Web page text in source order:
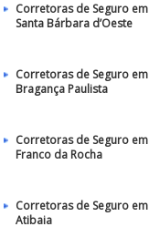
Corretoras de Seguro em
Santa Bárbara d’Oeste
Corretoras de Seguro em
Bragança Paulista
Corretoras de Seguro em
Franco da Rocha
Corretoras de Seguro em
Atibaia